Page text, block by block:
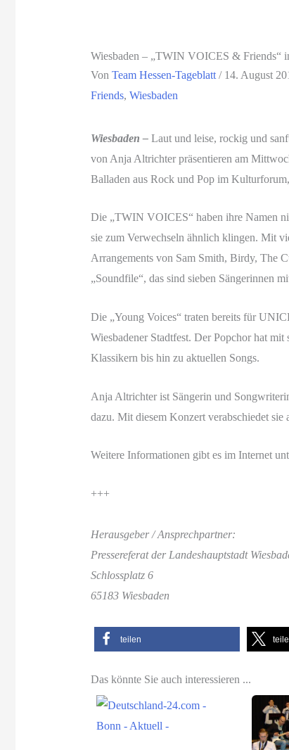
Wiesbaden – „TWIN VOICES & Friends“
Von Team Hessen-Tageblatt / 14. August
Friends, Wiesbaden
Wiesbaden – Laut und leise, rockig und
von Anja Altrichter präsentieren am
Balladen aus Rock und Pop im
Die „TWIN VOICES“ haben ihre Namen
sie zum Verwechseln ähnlich klingen. Mit
Arrangements von Sam Smith, Birdy, The
„Soundfile“, das sind sieben Sängerinnen
Die „Young Voices“ traten bereits für
Wiesbadener Stadtfest. Der Popchor hat
Klassikern bis hin zu aktuellen Songs.
Anja Altrichter ist Sängerin und
dazu. Mit diesem Konzert verabschiedet
Weitere Informationen gibt es im Internet
+++
Herausgeber / Ansprechpartner:
Pressereferat der Landeshauptstadt
Schlossplatz 6
65183 Wiesbaden
teilen
Das könnte Sie auch interessieren ...